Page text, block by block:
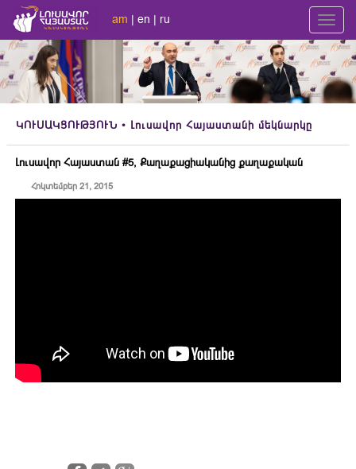
am | en | ru
ԿՈՒՍԱԿՑՈՒԹՅՈՒՆ • Լուսավոր Հայաստանի մեկնարկը
Լուսավոր Հայաստան #5, Քաղաքացիականից քաղաքական
Հոկտեմբեր 21, 2015